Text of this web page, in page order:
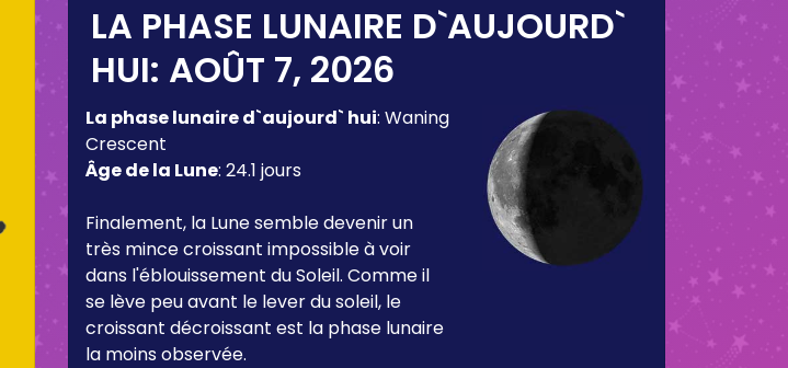
LA PHASE LUNAIRE D`AUJOURD`
HUI: AOÛT 7, 2026
La phase lunaire d`aujourd` hui: Waning
Crescent
Âge de la Lune: 24.1 jours
Finalement, la Lune semble devenir un
très mince croissant impossible à voir
dans l'éblouissement du Soleil. Comme il
se lève peu avant le lever du soleil, le
croissant décroissant est la phase lunaire
la moins observée.